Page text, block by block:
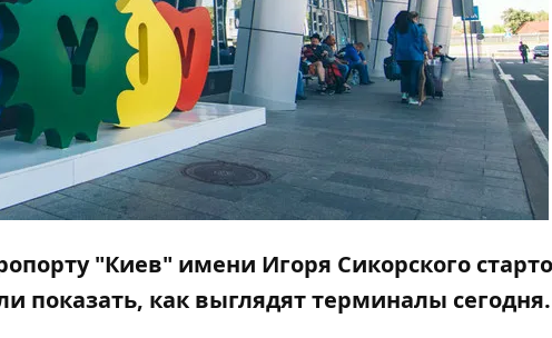
"Киев" имени Игоря Сикорского
показать, как выглядят терминалы сегодня.